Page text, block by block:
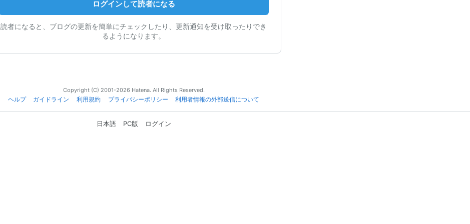
ログインして読者になる
読者になると、ブログの更新を簡単にチェックしたり、更新通知を受け取ったりでき
るようになります。
Copyright (C) 2001-2026 Hatena. All Rights Reserved.
ヘルプ
ガイドライン 利用規約 プライバシーポリシー 利用者情報の外部送信について
日本語 PC版 ログイン